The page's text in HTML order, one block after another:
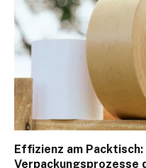
Effizienz am
Verpackungsprozesse